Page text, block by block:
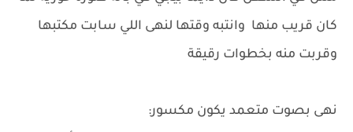
كان قريب منها وانتبه وقتها لنهى اللي سابت مكتبها
وقربت منه بخطوات رقيقة
نهى بصوت متعمد يكون مكسور: